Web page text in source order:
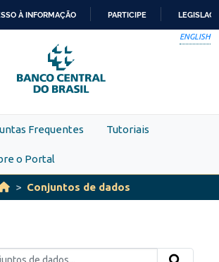
PARA
O
CONTEÚDO
À INFORMAÇÃO PARTICIPE
ENGLISH
Frequentes Tutoriais
o Portal
Conjuntos de dados